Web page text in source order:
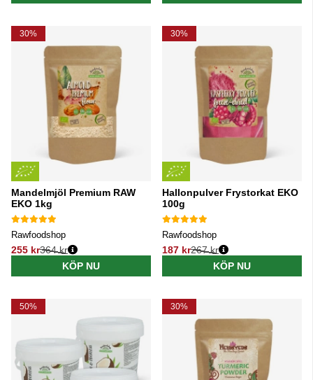
30%
Mandelmjöl Premium RAW
EKO 1kg
Rawfoodshop
255 kr
Ordinarie pris:
364 kr
KÖP NU
30%
Hallonpulver Frystorkat EKO
100g
Rawfoodshop
187 kr
Ordinarie pris:
267 kr
KÖP NU
50% 30%